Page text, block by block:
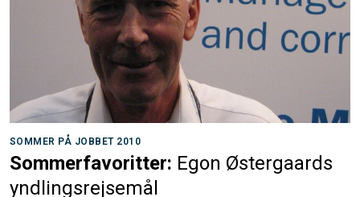
SOMMER PÅ JOBBET 2010
Sommerfavoritter: Egon Østergaards
yndlingsrejsemål